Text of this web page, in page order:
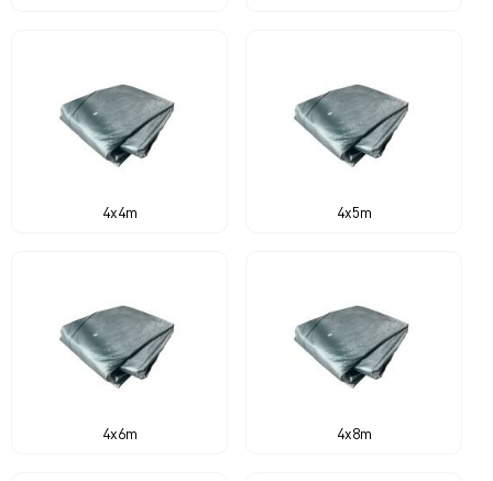
4x4m 4x5m
4x6m 4x8m